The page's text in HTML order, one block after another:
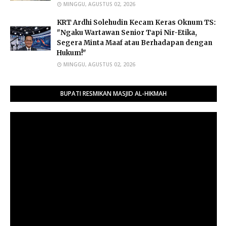
MINGGU, AGUSTUS 02, 2026
​KRT Ardhi Solehudin Kecam Keras Oknum TS:
"Ngaku Wartawan Senior Tapi Nir-Etika,
Segera Minta Maaf atau Berhadapan dengan
Hukum!"
MINGGU, AGUSTUS 02, 2026
BUPATI RESMIKAN MASJID AL-HIKMAH